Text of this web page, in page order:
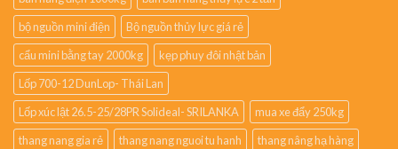
bộ nguồn mini điện
Bộ nguồn thủy lực giá rẻ
cẩu mini bằng tay 2000kg
kẹp phuy đôi nhật bản
Lốp 700-12 DunLop- Thái Lan
Lốp xúc lật 26.5-25/28PR Solideal- SRILANKA
mua xe đẩy 250kg
thang nang gia rẻ
thang nang nguoi tu hanh
thang nâng hạ hàng